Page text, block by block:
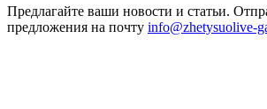
Предлагайте ваши новости и статьи.
предложения на почту info@zhetysuolive-